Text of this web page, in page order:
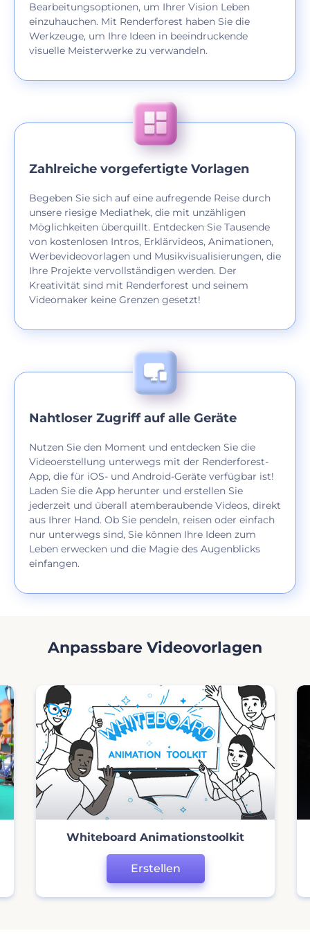
Bearbeitungsoptionen, um Ihrer Vision Leben
einzuhauchen. Mit Renderforest haben Sie die
Werkzeuge, um Ihre Ideen in beeindruckende
visuelle Meisterwerke zu verwandeln.
Zahlreiche vorgefertigte Vorlagen
Begeben Sie sich auf eine aufregende Reise durch
unsere riesige Mediathek, die mit unzähligen
Möglichkeiten überquillt. Entdecken Sie Tausende
von kostenlosen Intros, Erklärvideos, Animationen,
Werbevideovorlagen und Musikvisualisierungen, die
Ihre Projekte vervollständigen werden. Der
Kreativität sind mit Renderforest und seinem
Videomaker keine Grenzen gesetzt!
Nahtloser Zugriff auf alle Geräte
Nutzen Sie den Moment und entdecken Sie die
Videoerstellung unterwegs mit der Renderforest-
App, die für iOS- und Android-Geräte verfügbar ist!
Laden Sie die App herunter und erstellen Sie
jederzeit und überall atemberaubende Videos, direkt
aus Ihrer Hand. Ob Sie pendeln, reisen oder einfach
nur unterwegs sind, Sie können Ihre Ideen zum
Leben erwecken und die Magie des Augenblicks
einfangen.
Anpassbare Videovorlagen
Whiteboard Animationstoolkit
Erstellen